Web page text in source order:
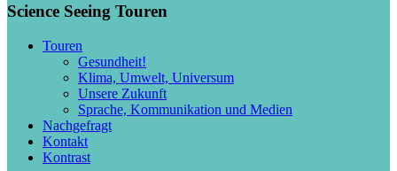
Science Seeing Touren
Touren
Gesundheit!
Klima, Umwelt, Universum
Unsere Zukunft
Sprache, Kommunikation und Medien
Nachgefragt
Kontakt
Kontrast